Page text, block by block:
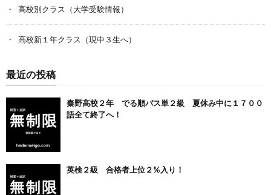
高校別クラス（大学受験情報）
高校新１年クラス（現中３生へ）
最近の投稿
秦野高校２年 でる順パス単２級 夏休み中に１７００
語全て終了へ！
英検２級 合格者上位２%入り！